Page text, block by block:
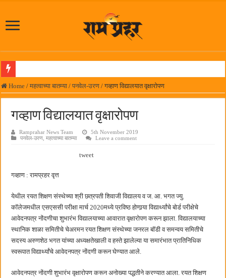
दिल चाहता है @२५ वर्षे; कायमच तारुण्यात राहिलेला चित्रपट…
लोकनेते रामशेठ ठाकूर समाजसेवेतील हिरा -आमदार रविशेठ पाटील
समाजप्रिय नेतृत्व आमदार प्रशांत ठाकूर यांच्या वाढदिवसानिमित्त राज्यभरातून शुभेच्छांचा वर्षाव
पालेखुर्द येथील जि.प. शाळेच्या नूतन इमारतीचे लोकनेते रामशेठ ठाकूर यांच्या उद्घाटन
हर घर तिरंगा अभियानासंदर्भात पनवेलमध्ये बैठक
कामोठे येथे समाजोपयोगी वस्तूंच्या वाटपाचा उपक्रम
Home / महत्वाच्या बातम्या / पनवेल-उरण / गव्हाण विद्यालयात वृक्षारोपण
गव्हाण विद्यालयात वृक्षारोपण
Ramprahar News Team
5th November 2019
पनवेल-उरण ,महत्वाच्या बातम्या Leave a comment
tweet
गव्हाण : रामप्रहर वृत्त
येथील रयत शिक्षण संस्थेच्या श्री छत्रपती शिवाजी विद्यालय व ज. आ. भगत ज्यु.
कॉलेजमधील एसएससी परीक्षा मार्च 2020मध्ये प्रविष्ठ होणार्‍या विद्यार्थ्यांचे बोर्ड परीक्षेचे
आवेदनपत्र नोंदणीचा शुभारंभ विद्यालयाच्या आवारात वृक्षारोपण करून झाला. विद्यालयाच्या
स्थानिक शाळा समितीचे चेअरमन रयत शिक्षण संस्थेच्या जनरल बॉडी व समन्वय समितीचे
सदस्य अरुणशेठ भगत यांच्या अध्यक्षतेखाली व हस्ते झालेल्या या समारंभात प्रातिनिधिक
स्वरूपात विद्यार्थ्यांचे आवेदनपत्र नोंदणी करून घेण्यात आले.
आवेदनपत्र नोंदणी शुभारंभ वृक्षारोपण करून अनोख्या पद्धतीने करण्यात आला. रयत शिक्षण